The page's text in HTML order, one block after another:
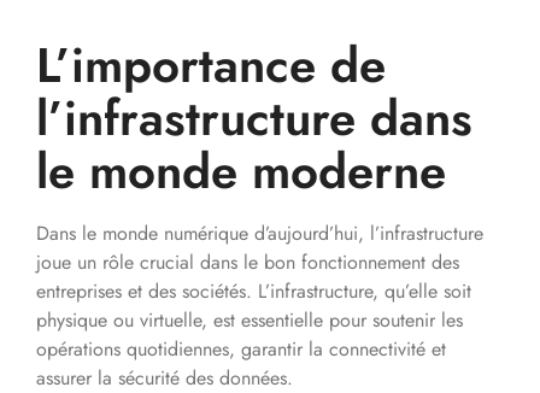
L’importance de
l’infrastructure dans
le monde moderne
Dans le monde numérique d’aujourd’hui, l’infrastructure
joue un rôle crucial dans le bon fonctionnement des
entreprises et des sociétés. L’infrastructure, qu’elle soit
physique ou virtuelle, est essentielle pour soutenir les
opérations quotidiennes, garantir la connectivité et
assurer la sécurité des données.